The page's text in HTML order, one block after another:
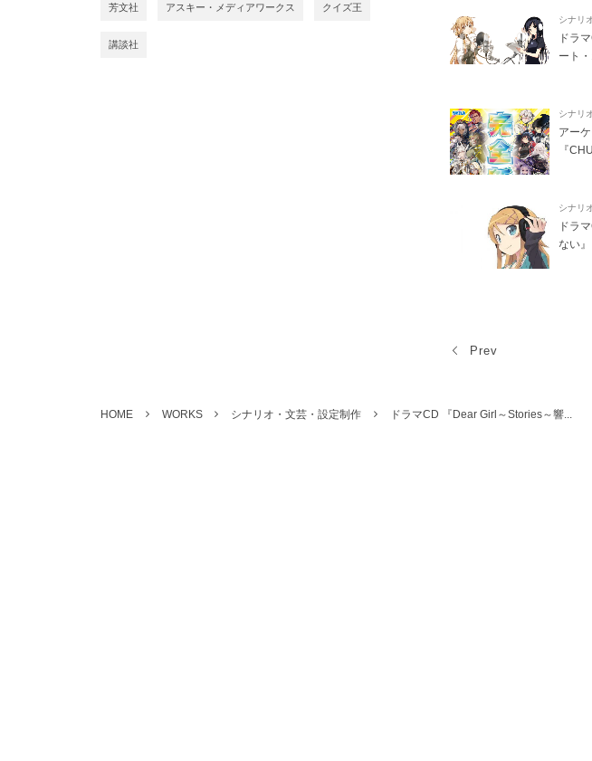
シナリ
ドラ
ート・
シナリ
アー
『
シナリ
ドラ
ない』
Prev
芳文社 アスキー・メディアワークス クイズ王
講談社
HOME WORKS シナリオ・文芸・設定制作 ドラマCD 『Dear Girl～Stories～響...